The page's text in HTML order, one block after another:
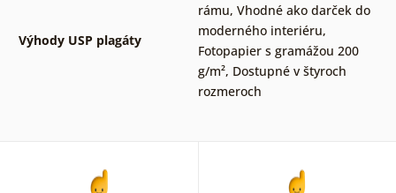
Výhody USP plagáty
rámu, Vhodné ako darček do
moderného interiéru,
Fotopapier s gramážou 200
g/m², Dostupné v štyroch
rozmeroch